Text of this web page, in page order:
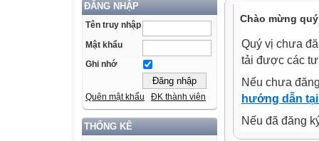
ĐĂNG NHẬP
Tên truy nhập
Mật khẩu
Ghi nhớ
Quên mật khẩu ĐK thành viên
THỐNG KÊ
Chào mừng
Quý vị chưa
tải được các
Nếu chưa
hướng dẫn
Nếu đã đăng